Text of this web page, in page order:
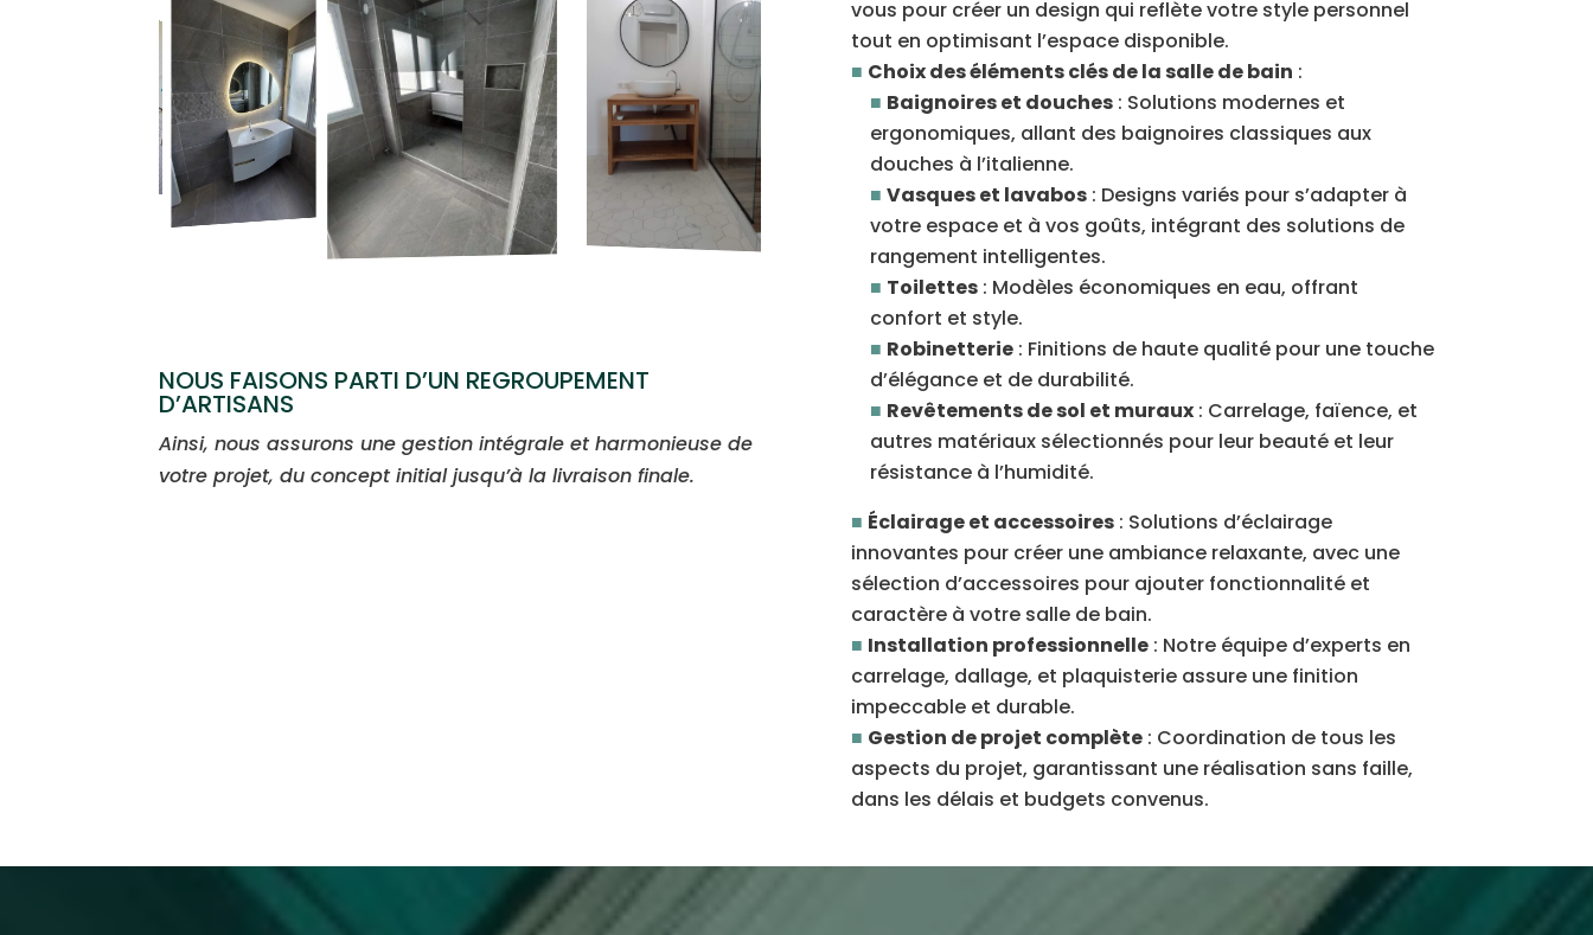
NOUS FAISONS PARTI D’UN REGROUPEMENT
D’ARTISANS
Ainsi, nous assurons une gestion intégrale et harmonieuse de
votre projet, du concept initial jusqu’à la livraison finale.
vous pour créer un design qui reflète votre style personnel
tout en optimisant l’espace disponible.
Choix des éléments clés de la salle de bain :
Baignoires et douches: Solutions modernes et
ergonomiques, allant des baignoires classiques aux
douches à l’italienne.
Vasques et lavabos: Designs variés pour s’adapter à
votre espace et à vos goûts, intégrant des solutions de
rangement intelligentes.
Toilettes: Modèles économiques en eau, offrant
confort et style.
Robinetterie: Finitions de haute qualité pour une touche
d’élégance et de durabilité.
Revêtements de sol et muraux: Carrelage, faïence, et
autres matériaux sélectionnés pour leur beauté et leur
résistance à l’humidité.
Éclairage et accessoires: Solutions d’éclairage
innovantes pour créer une ambiance relaxante, avec une
sélection d’accessoires pour ajouter fonctionnalité et
caractère à votre salle de bain.
Installation professionnelle: Notre équipe d’experts en
carrelage, dallage, et plaquisterie assure une finition
impeccable et durable.
Gestion de projet complète: Coordination de tous les
aspects du projet, garantissant une réalisation sans faille,
dans les délais et budgets convenus.